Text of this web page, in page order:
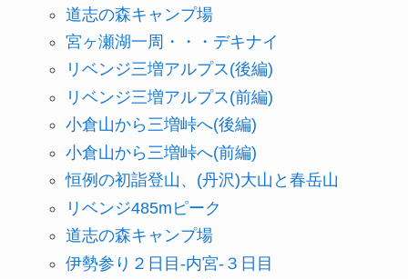
道志の森キャンプ場
宮ヶ瀬湖一周・・・デキナイ
リベンジ三増アルプス(後編)
リベンジ三増アルプス(前編)
小倉山から三増峠へ(後編)
小倉山から三増峠へ(前編)
恒例の初詣登山、(丹沢)大山と春岳山
リベンジ485mピーク
道志の森キャンプ場
伊勢参り２日目-内宮-３日目